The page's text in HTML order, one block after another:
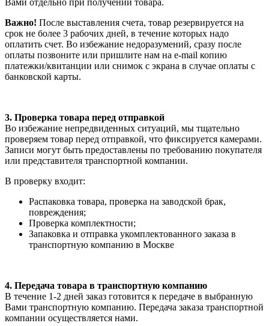
Важно! После выставления счета, товар резервируется на
срок не более 3 рабочих дней, в течение которых надо
оплатить счет. Во избежание недоразумений, сразу после
оплаты позвоните или пришлите нам на e-mail копию
платежки/квитанции или снимок с экрана в случае оплаты с
банковской карты.
3. Проверка товара перед отправкой
Во избежание непредвиденных ситуаций, мы тщательно
проверяем товар перед отправкой, что фиксируется камерами.
Записи могут быть предоставлены по требованию покупателя
или представителя транспортной компании.
В проверку входит:
Распаковка товара, проверка на заводской брак,
повреждения;
Проверка комплектности;
Запаковка и отправка укомплектованного заказа в
транспортную компанию в Москве
4. Передача товара в транспортную компанию
В течение 1-2 дней заказ готовится к передаче в выбранную
Вами транспортную компанию. Передача заказа транспортной
компании осуществляется нами.